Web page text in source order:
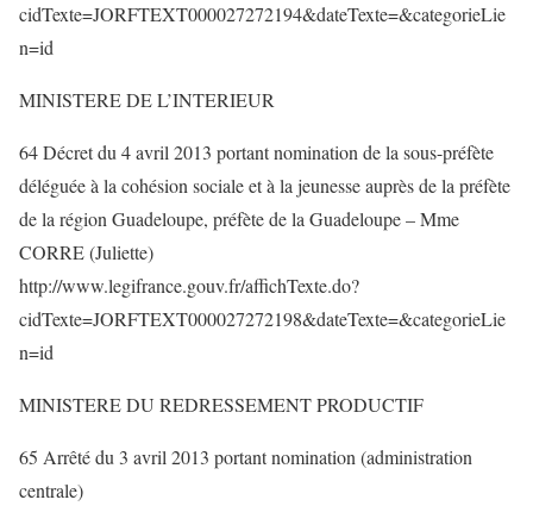
cidTexte=JORFTEXT000027272194&dateTexte=&categorieLie
n=id
MINISTERE DE L’INTERIEUR
64 Décret du 4 avril 2013 portant nomination de la sous-préfète
déléguée à la cohésion sociale et à la jeunesse auprès de la préfète
de la région Guadeloupe, préfète de la Guadeloupe – Mme
CORRE (Juliette)
http://www.legifrance.gouv.fr/affichTexte.do?
cidTexte=JORFTEXT000027272198&dateTexte=&categorieLie
n=id
MINISTERE DU REDRESSEMENT PRODUCTIF
65 Arrêté du 3 avril 2013 portant nomination (administration
centrale)